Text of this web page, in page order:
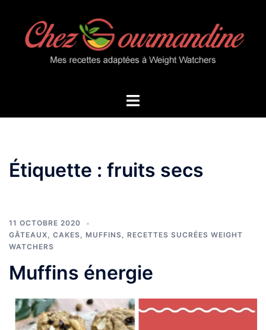
contenu
Ouvrir/fermer
Étiquette : fruits secs
11 OCTOBRE 2020
GÂTEAUX, CAKES, MUFFINS, RECETTES SUCRÉES WEIGHT
WATCHERS
Muffins énergie